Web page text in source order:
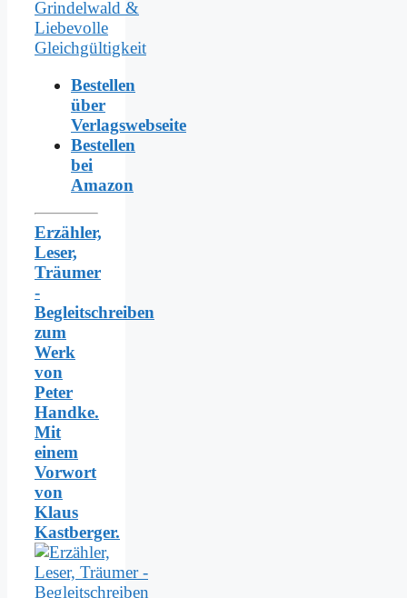
Bestellen
über
Verlagswebseite
Bestellen
bei
Amazon
Erzähler,
Leser,
Träumer
-
Begleitschreiben
zum
Werk
von
Peter
Handke.
Mit
einem
Vorwort
von
Klaus
Kastberger.